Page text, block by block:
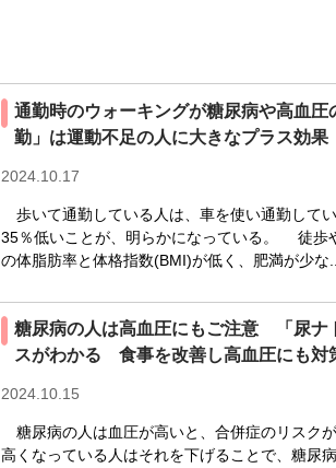
通勤時のウォーキングが糖尿病や高血
勤」は運動不足の人に大きなプラス効果
2024.10.17
歩いて通勤している人は、車を使い通勤して
35％低いことが、明らかになっている。 徒歩
の体脂肪率と体格指数(BMI)が低く、肥満が少な
糖尿病の人は高血圧にもご注意 「尿ナ
スがわかる 食事を改善し高血圧にも対
2024.10.15
糖尿病の人は血圧が高いと、合併症のリスク
高くなっている人はそれを下げることで、糖尿